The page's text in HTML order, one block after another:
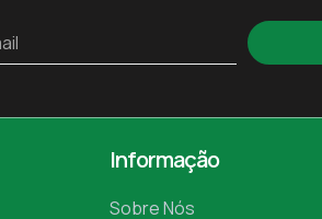
Informação
Sobre Nós